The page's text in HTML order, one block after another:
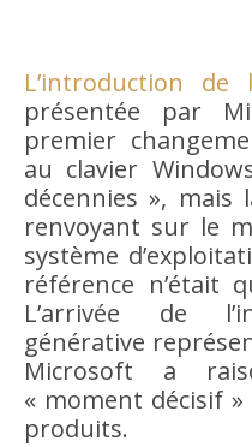
L’introduction
présentée par
premier
au clavier
décennies », mais
renvoyant sur le
système
référence n’était
L’arrivée de
générative
Microsoft a
« moment décisif »
produits.